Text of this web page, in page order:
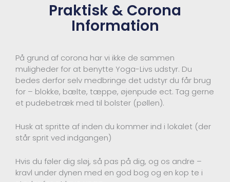
Praktisk & Corona
Information
På grund af corona har vi ikke de sammen
muligheder for at benytte Yoga-Livs udstyr. Du
bedes derfor selv medbringe det udstyr du får brug
for – blokke, bælte, tæppe, øjenpude ect. Tag gerne
et pudebetræk med til bolster (pøllen).
Husk at spritte af inden du kommer ind i lokalet (der
står sprit ved indgangen)
Hvis du føler dig sløj, så pas på dig, og os andre –
kravl under dynen med en god bog og en kop te i